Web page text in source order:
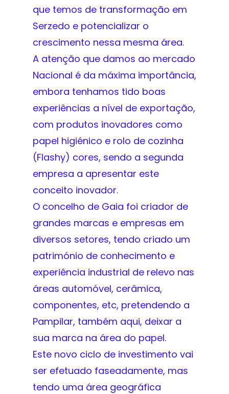
que temos de transformação em
Serzedo e potencializar o
crescimento nessa mesma área.
A atenção que damos ao mercado
Nacional é da máxima importância,
embora tenhamos tido boas
experiências a nível de exportação,
com produtos inovadores como
papel higiénico e rolo de cozinha
(Flashy) cores, sendo a segunda
empresa a apresentar este
conceito inovador.
O concelho de Gaia foi criador de
grandes marcas e empresas em
diversos setores, tendo criado um
património de conhecimento e
experiência industrial de relevo nas
áreas automóvel, cerâmica,
componentes, etc, pretendendo a
Pampilar, também aqui, deixar a
sua marca na área do papel.
Este novo ciclo de investimento vai
ser efetuado faseadamente, mas
tendo uma área geográfica